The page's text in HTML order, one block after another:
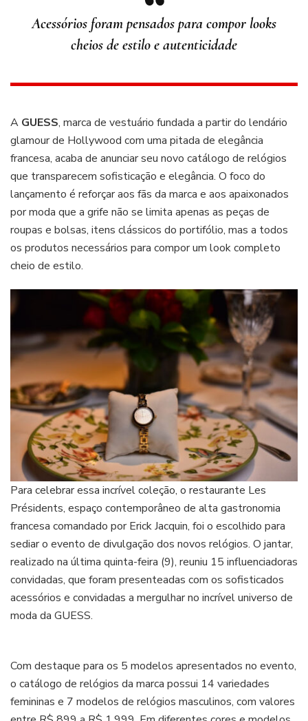
Acessórios foram pensados para compor looks
cheios de estilo e autenticidade
A GUESS, marca de vestuário fundada a partir do lendário
glamour de Hollywood com uma pitada de elegância
francesa, acaba de anunciar seu novo catálogo de relógios
que transparecem sofisticação e elegância. O foco do
lançamento é reforçar aos fãs da marca e aos apaixonados
por moda que a grife não se limita apenas as peças de
roupas e bolsas, itens clássicos do portifólio, mas a todos
os produtos necessários para compor um look completo
cheio de estilo.
Para celebrar essa incrível coleção, o restaurante Les
Présidents, espaço contemporâneo de alta gastronomia
francesa comandado por Erick Jacquin, foi o escolhido para
sediar o evento de divulgação dos novos relógios. O jantar,
realizado na última quinta-feira (9), reuniu 15 influenciadoras
convidadas, que foram presenteadas com os sofisticados
acessórios e convidadas a mergulhar no incrível universo de
moda da GUESS.
Com destaque para os 5 modelos apresentados no evento,
o catálogo de relógios da marca possui 14 variedades
femininas e 7 modelos de relógios masculinos, com valores